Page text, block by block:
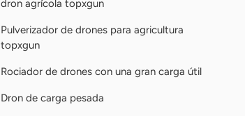
dron agrícola topxgun
Pulverizador de drones para agricultura
topxgun
Rociador de drones con una gran carga útil
Dron de carga pesada